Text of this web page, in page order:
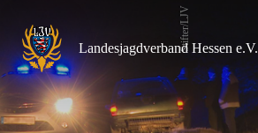
springen
Landesjagdverband Hessen e.V.
Stifter/LJV